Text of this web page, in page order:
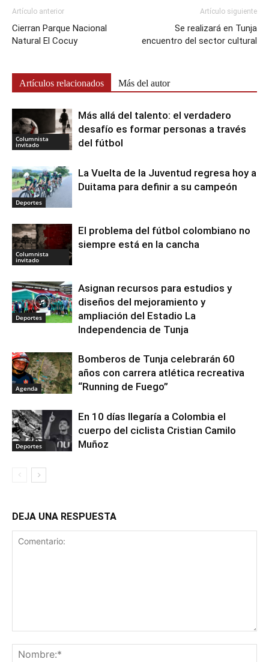
Artículo anterior
Cierran Parque Nacional
Natural El Cocuy
Artículo siguiente
Se realizará en Tunja
encuentro del sector cultural
Artículos relacionados Más del autor
Columnista
invitado
Más allá del talento: el verdadero
desafío es formar personas a través
del fútbol
Deportes
La Vuelta de la Juventud regresa hoy a
Duitama para definir a su campeón
Columnista
invitado
El problema del fútbol colombiano no
siempre está en la cancha
Deportes
Asignan recursos para estudios y
diseños del mejoramiento y
ampliación del Estadio La
Independencia de Tunja
Agenda
Bomberos de Tunja celebrarán 60
años con carrera atlética recreativa
“Running de Fuego”
Deportes
En 10 días llegaría a Colombia el
cuerpo del ciclista Cristian Camilo
Muñoz
DEJA UNA RESPUESTA